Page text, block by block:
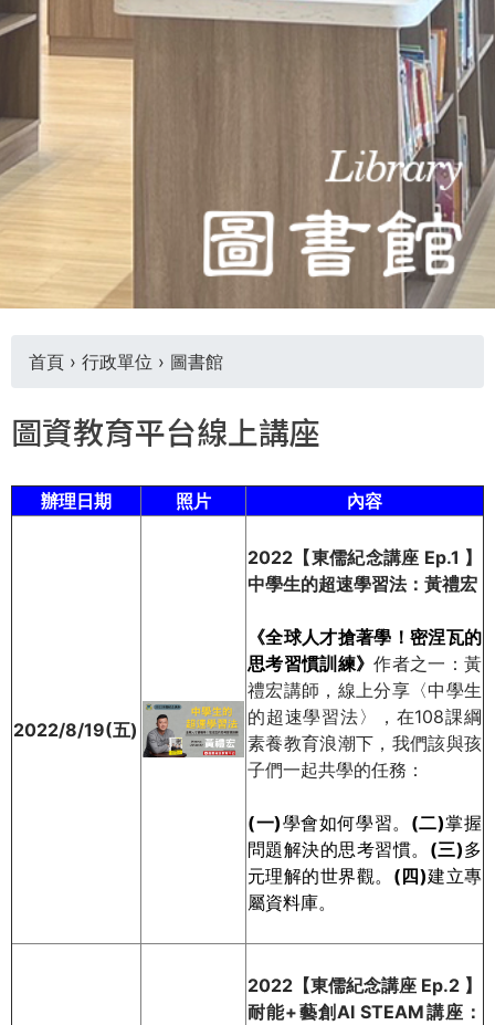
WAGOR
TODAY
TOMORROW
PUTTING
YOU
ON
THE
PATH
GLOBAL
在
這
首頁 › 行政單位 › 圖書館
圖資教育平台線上講座
辦理日期 照片 內容
2022/8/19(五)
2022【東儒紀念講座 Ep.1 】
中學生的超速學習法：黃禮宏
《全球人才搶著學！密涅瓦的
思考習慣訓練》作者之一：黃
禮宏講師，線上分享〈中學生
的超速學習法〉，在108課綱
素養教育浪潮下，我們該與孩
子們一起共學的任務：
(一)學會如何學習。 (二)掌握
問題解決的思考習慣。 (三)多
元理解的世界觀。 (四)建立專
屬資料庫。
2022【東儒紀念講座 Ep.2 】
耐能+藝創AI STEAM講座：